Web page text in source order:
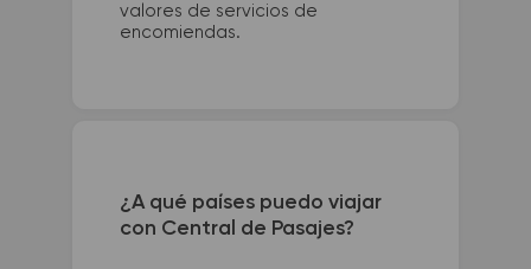
valores de servicios de
encomiendas.
¿A qué países puedo viajar
con Central de Pasajes?